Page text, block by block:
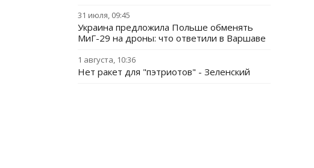
31 июля, 09:45
Украина предложила Польше обменять
МиГ-29 на дроны: что ответили в Варшаве
1 августа, 10:36
Нет ракет для "пэтриотов" - Зеленский